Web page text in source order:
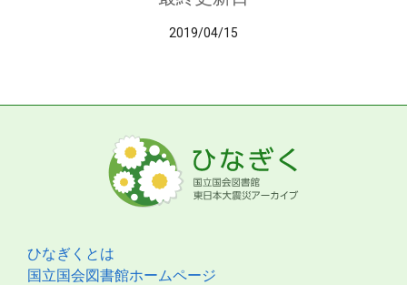
2019/04/15
ひなぎくとは
国立国会図書館ホームページ